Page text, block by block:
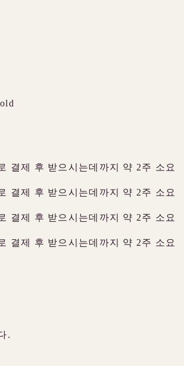
결제 후 받으시는데까지 약 2주 소요
결제 후 받으시는데까지 약 2주 소요
결제 후 받으시는데까지 약 2주 소요
결제 후 받으시는데까지 약 2주 소요
.